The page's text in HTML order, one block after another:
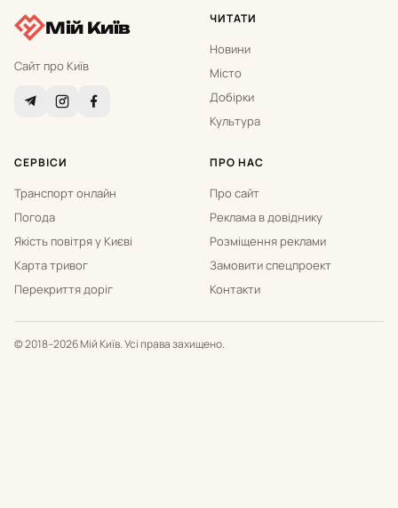
Мій Київ
Сайт про Київ
ЧИТАТИ
Новини
Місто
Добірки
Культура
СЕРВІСИ
Транспорт онлайн
Погода
Якість повітря у Києві
Карта тривог
Перекриття доріг
ПРО НАС
Про сайт
Реклама в довіднику
Розміщення реклами
Замовити спецпроект
Контакти
© 2018–2026 Мій Київ. Усі права захищено.